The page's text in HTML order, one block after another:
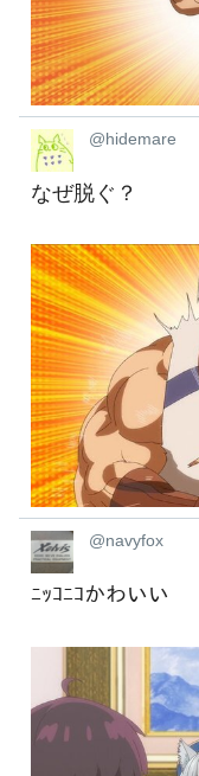
@hidemare
なぜ脱ぐ？
@navyfox
ﾆｯｺﾆｺかわいい